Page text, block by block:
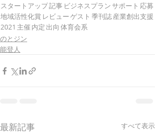
スタートアップ記事 ビジネスプランサポート 応募
地域活性化賞 レビューゲスト 季刊誌産業創出支援
2021 主催 内定 出向 体育会系
のとジン
能登人
最新記事 すべて表示